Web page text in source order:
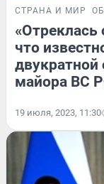
СТРАНА И МИР
«Отреклась
что
майора ВС
19 июля, 2023, 11:30